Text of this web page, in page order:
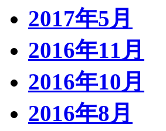
2017年5月
2016年11月
2016年10月
2016年8月